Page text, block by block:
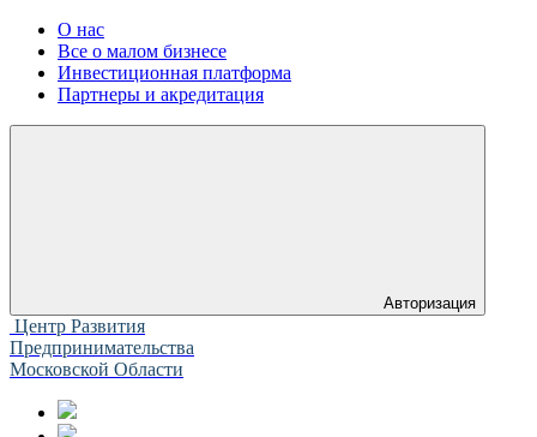
О нас
Все о малом бизнесе
Инвестиционная платформа
Партнеры и акредитация
Авторизация
Центр Развития
Предпринимательства
Московской Области